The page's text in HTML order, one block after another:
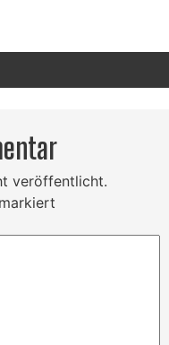
veröffentlicht.
markiert